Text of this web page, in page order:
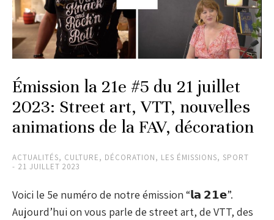
Émission la 21e #5 du 21 juillet
2023: Street art, VTT, nouvelles
animations de la FAV, décoration
ACTUALITÉS, CULTURE, DÉCORATION, LES ÉMISSIONS, SPORT
21 JUILLET 2023
Voici le 5e numéro de notre émission “𝗹𝗮 𝟮𝟭𝗲”.
Aujourd’hui on vous parle de street art, de VTT, des